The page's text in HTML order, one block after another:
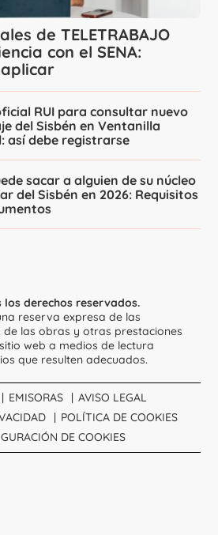
de TELETRABAJO
con el SENA:
RUI para consultar nuevo
del Sisbén en Ventanilla
así debe registrarse
sacar a alguien de su núcleo
del Sisbén en 2026: Requisitos
los derechos reservados.
reserva expresa de las
de las obras y otras prestaciones
web a medios de lectura
que resulten adecuados.
EMISORAS
AVISO LEGAL
POLÍTICA DE COOKIES
DE COOKIES